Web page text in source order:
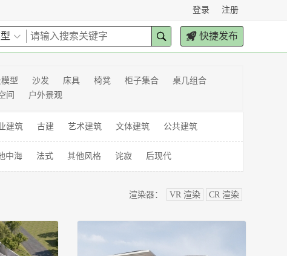
登录 注册
快捷发布
型 沙发 床具 椅凳 柜子集合
桌几组合
间 户外景观
建筑 古建 艺术建筑 文体建筑 公共建筑
中海 法式 其他风格 诧寂 后现代
渲染器： VR 渲染 CR 渲染